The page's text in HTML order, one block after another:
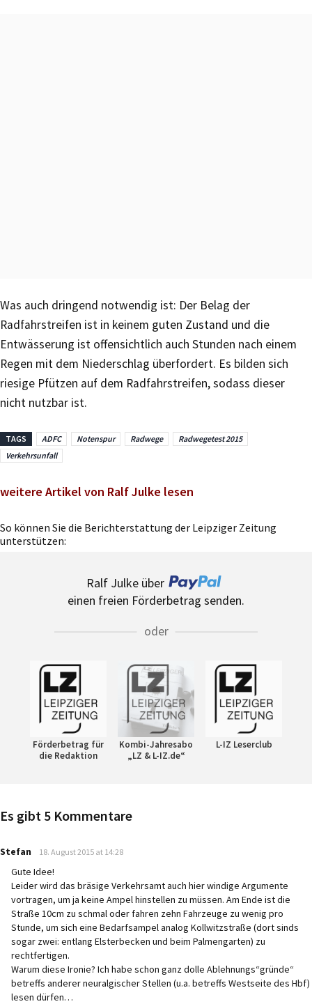
Was auch dringend notwendig ist: Der Belag der
Radfahrstreifen ist in keinem guten Zustand und die
Entwässerung ist offensichtlich auch Stunden nach einem
Regen mit dem Niederschlag überfordert. Es bilden sich
riesige Pfützen auf dem Radfahrstreifen, sodass dieser
nicht nutzbar ist.
TAGS ADFC Notenspur Radwege
Radwegetest 2015
Verkehrsunfall
weitere Artikel von Ralf Julke lesen
So können Sie die Berichterstattung der Leipziger Zeitung
unterstützen:
Ralf Julke über
einen freien Förderbetrag senden.
oder
Förderbetrag für
die Redaktion
Kombi-Jahresabo
„LZ & L-IZ.de“
L-IZ Leserclub
Es gibt 5 Kommentare
Stefan says:
18. August 2015 at 14:28
Gute Idee!
Leider wird das bräsige Verkehrsamt auch hier windige Argumente
vortragen, um ja keine Ampel hinstellen zu müssen. Am Ende ist die
Straße 10cm zu schmal oder fahren zehn Fahrzeuge zu wenig pro
Stunde, um sich eine Bedarfsampel analog Kollwitzstraße (dort sinds
sogar zwei: entlang Elsterbecken und beim Palmengarten) zu
rechtfertigen.
Warum diese Ironie? Ich habe schon ganz dolle Ablehnungs“gründe“
betreffs anderer neuralgischer Stellen (u.a. betreffs Westseite des Hbf)
lesen dürfen…